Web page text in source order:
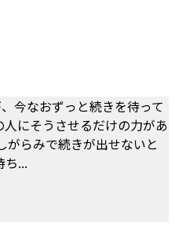
今なおずっと続きを待って
にそうさせるだけの力があ
がらみで続きが出せないと
ち...